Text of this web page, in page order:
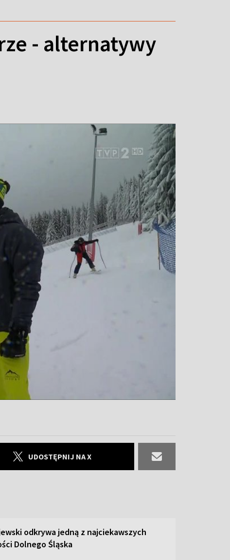
- alternatywy
UDOSTĘPNIJ NA X
odkrywa jedną z najciekawszych
Dolnego Śląska